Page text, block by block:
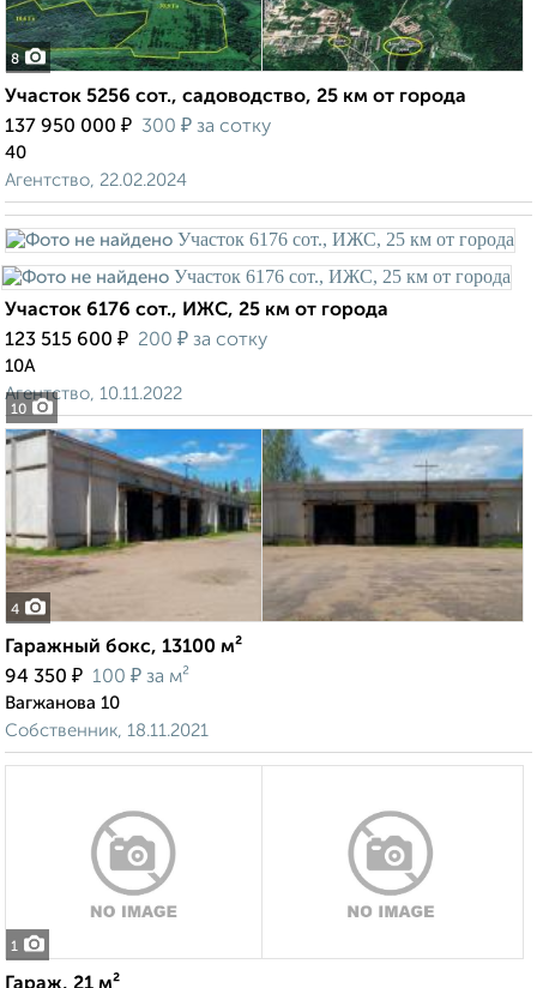
8
Участок 5256 сот., садоводство, 25 км от города
137 950 000 ₽ 300 ₽ за сотку
40
Агентство, 22.02.2024
10
Участок 6176 сот., ИЖС, 25 км от города
123 515 600 ₽ 200 ₽ за сотку
10А
Агентство, 10.11.2022
4
Гаражный бокс, 13100 м²
94 350 ₽ 100 ₽ за м²
Вагжанова 10
Собственник, 18.11.2021
1